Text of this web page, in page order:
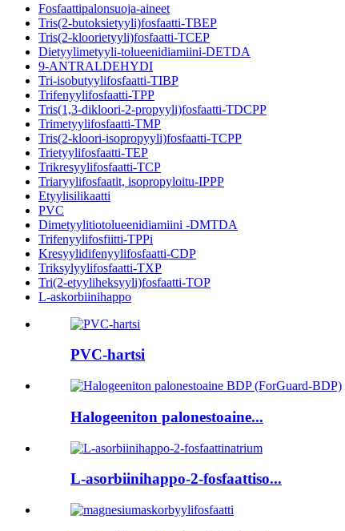
Fosfaattipalonsuoja-aineet
Tris(2-butoksietyyli)fosfaatti-TBEP
Tris(2-kloorietyyli)fosfaatti-TCEP
Dietyylimetyyli-tolueenidiamiini-DETDA
9-ANTRALDEHYDI
Tri-isobutyylifosfaatti-TIBP
Trifenyylifosfaatti-TPP
Tris(1,3-dikloori-2-propyyli)fosfaatti-TDCPP
Trimetyylifosfaatti-TMP
Tris(2-kloori-isopropyyli)fosfaatti-TCPP
Trietyylifosfaatti-TEP
Trikresyylifosfaatti-TCP
Triaryylifosfaatit, isopropyloitu-IPPP
Etyylisilikaatti
PVC
Dimetyylitiotolueenidiamiini -DMTDA
Trifenyylifosfiitti-TPPi
Kresyylidifenyylifosfaatti-CDP
Triksylyylifosfaatti-TXP
Tri(2-etyyliheksyyli)fosfaatti-TOP
L-askorbiinihappo
PVC-hartsi
Halogeeniton palonestoaine...
L-asorbiinihappo-2-fosfaattiso...